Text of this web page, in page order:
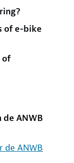
of e-bike
of
ANWB
de ANWB